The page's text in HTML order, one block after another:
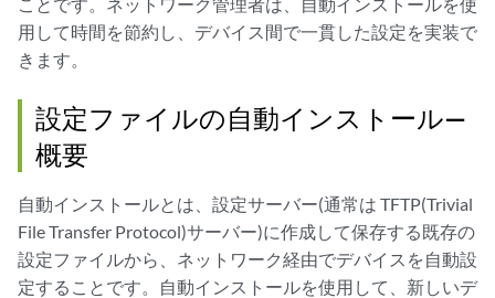
用して時間を節約し、デバイス間で一貫した設定を実装で
きます。
設定ファイルの自動インストール—
概要
自動インストールとは、設定サーバー(通常は TFTP(Trivial
File Transfer Protocol)サーバー)に作成して保存する既存の
設定ファイルから、ネットワーク経由でデバイスを自動設
定することです。自動インストールを使用して、新しいデ